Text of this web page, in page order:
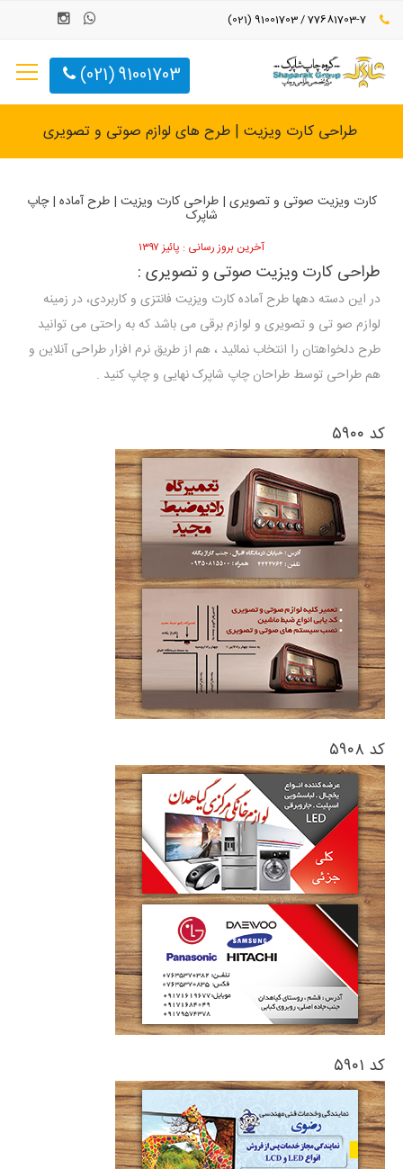
91001703 (021)
طراحی کارت ویزیت | طرح های لوازم صوتی و تصویری
کارت ویزیت صوتی و تصویری | طراحی کارت ویزیت | طرح آماده | چاپ
شاپرک
آخرین بروز رسانی : پائیز ۱۳۹۷
طراحی کارت ویزیت صوتی و تصویری :
در این دسته دهها طرح آماده کارت ویزیت فانتزی و کاربردی، در زمینه
لوازم صو تی و تصویری و لوازم برقی می باشد که به راحتی می توانید
طرح دلخواهتان را انتخاب نمائید ، هم از طریق نرم افزار طراحی آنلاین و
هم طراحی توسط طراحان چاپ شاپرک نهایی و چاپ کنید .
کد ۵۹۰۰
کد ۵۹۰۸
کد ۵۹۰۱